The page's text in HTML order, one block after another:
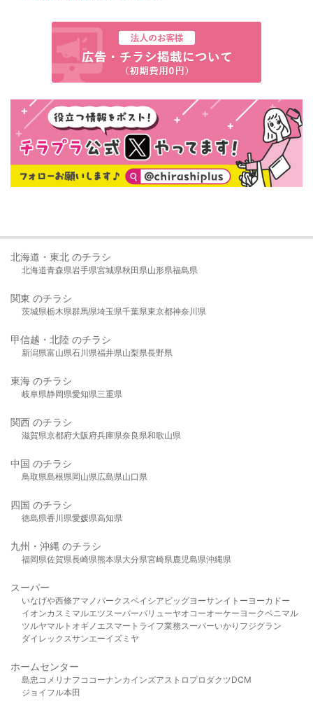
北海道・東北 のチラシ
北海道青森県岩手県宮城県秋田県山形県福島県
関東 のチラシ
茨城県栃木県群馬県埼玉県千葉県東京都神奈川県
甲信越・北陸 のチラシ
新潟県富山県石川県福井県山梨県長野県
東海 のチラシ
岐阜県静岡県愛知県三重県
関西 のチラシ
滋賀県京都府大阪府兵庫県奈良県和歌山県
中国 のチラシ
鳥取県島根県岡山県広島県山口県
四国 のチラシ
徳島県香川県愛媛県高知県
九州・沖縄 のチラシ
福岡県佐賀県長崎県熊本県大分県宮崎県鹿児島県沖縄県
スーパー
いなげや西條アマノパークスベイシア ビッグヨーサンイトーヨーカドー
イオンカスミ マルエツスーパーバリューヤオコーオーケー ヨークベニマル
ツルヤマルト オギノ エスマート ライフ業務スーパーいかり フジグラン
ダイレックスサンエーイズミヤ
ホームセンター
島忠 コメリ ナフコ コーナンカインズアストロプロダクツDCM
ジョイフル本田